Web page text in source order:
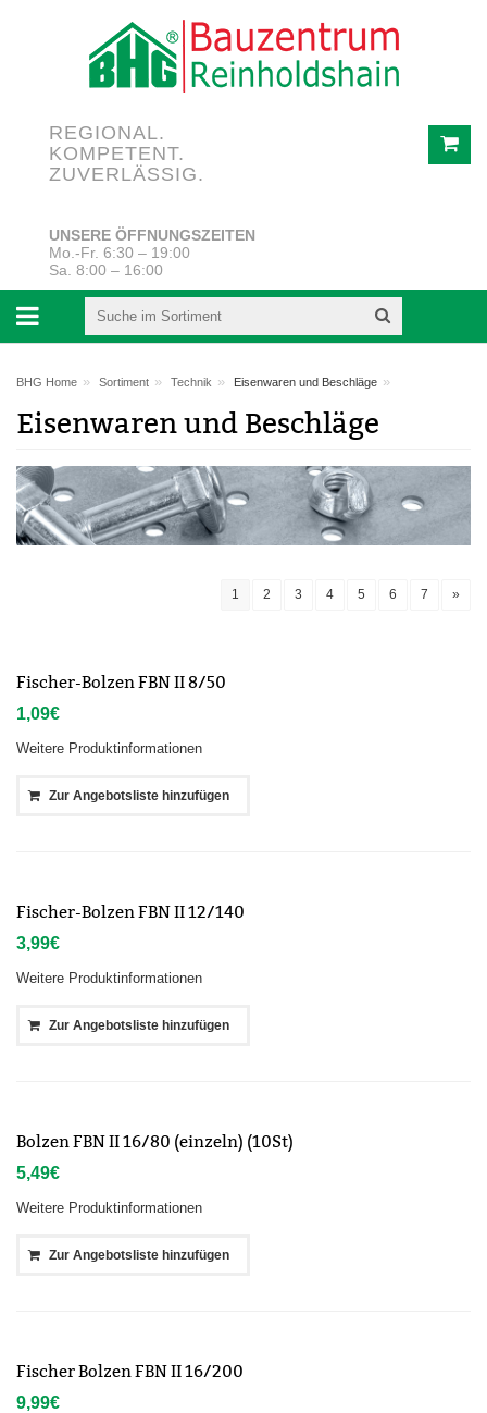
REGIONAL.
KOMPETENT.
ZUVERLÄSSIG.
UNSERE ÖFFNUNGSZEITEN
Mo.-Fr. 6:30 – 19:00
Sa. 8:00 – 16:00
BHG Home » Sortiment » Technik » Eisenwaren und Beschläge »
Eisenwaren und Beschläge
1 2 3 4 5 6 7 »
Fischer-Bolzen FBN II 8/50
1,09€
Weitere Produktinformationen
Zur Angebotsliste hinzufügen
Fischer-Bolzen FBN II 12/140
3,99€
Weitere Produktinformationen
Zur Angebotsliste hinzufügen
Bolzen FBN II 16/80 (einzeln) (10St)
5,49€
Weitere Produktinformationen
Zur Angebotsliste hinzufügen
Fischer Bolzen FBN II 16/200
9,99€